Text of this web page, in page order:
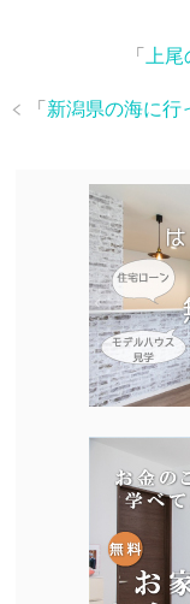
「 上
「 新潟県の海に行